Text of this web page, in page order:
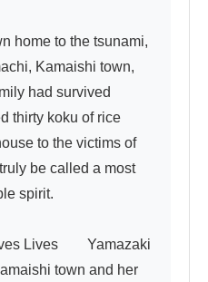
home to the tsunami,
Kamaishi town,
had survived
thirty koku of rice
to the victims of
be called a most
spirit.
Lives　　Yamazaki
town and her